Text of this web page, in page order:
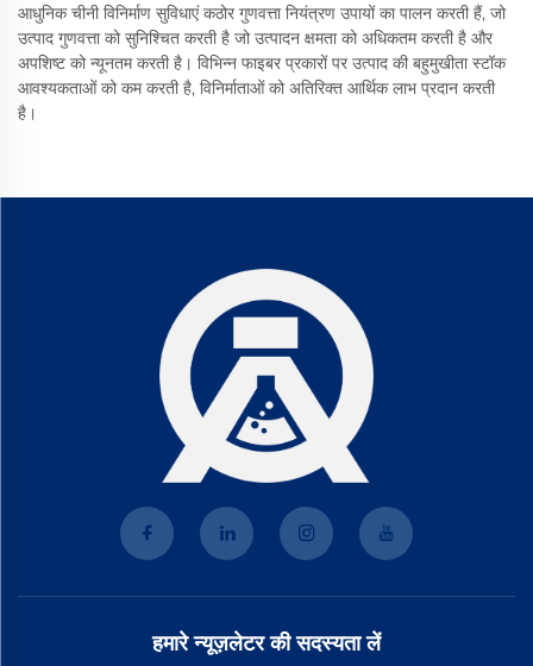
आधुनिक चीनी विनिर्माण सुविधाएं कठोर गुणवत्ता नियंत्रण उपायों का पालन करती हैं, जो
उत्पाद गुणवत्ता को सुनिश्चित करती है जो उत्पादन क्षमता को अधिकतम करती है और
अपशिष्ट को न्यूनतम करती है। विभिन्न फाइबर प्रकारों पर उत्पाद की बहुमुखीता स्टॉक
आवश्यकताओं को कम करती है, विनिर्माताओं को अतिरिक्त आर्थिक लाभ प्रदान करती
है।
हमारे न्यूज़लेटर की सदस्यता लें